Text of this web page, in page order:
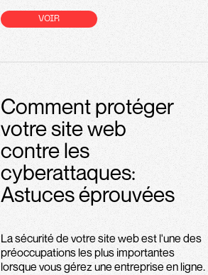
VOIR
Comment protéger
votre site web
contre les
cyberattaques:
Astuces éprouvées
La sécurité de votre site web est l'une des
préoccupations les plus importantes
lorsque vous gérez une entreprise en ligne.